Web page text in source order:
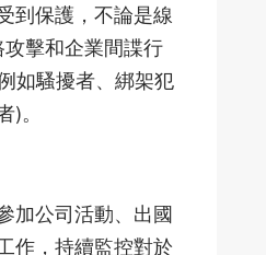
到保護，不論是線
擊和企業間諜行
如騷擾者、綁架犯
。
加公司活動、出國
作，持續監控對於